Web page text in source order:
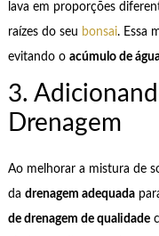
lava em proporções
raízes do seu bonsai. Essa
evitando o acúmulo de
3.
Drenagem
Ao melhorar a mistura de
da drenagem adequada
de drenagem de qualidade